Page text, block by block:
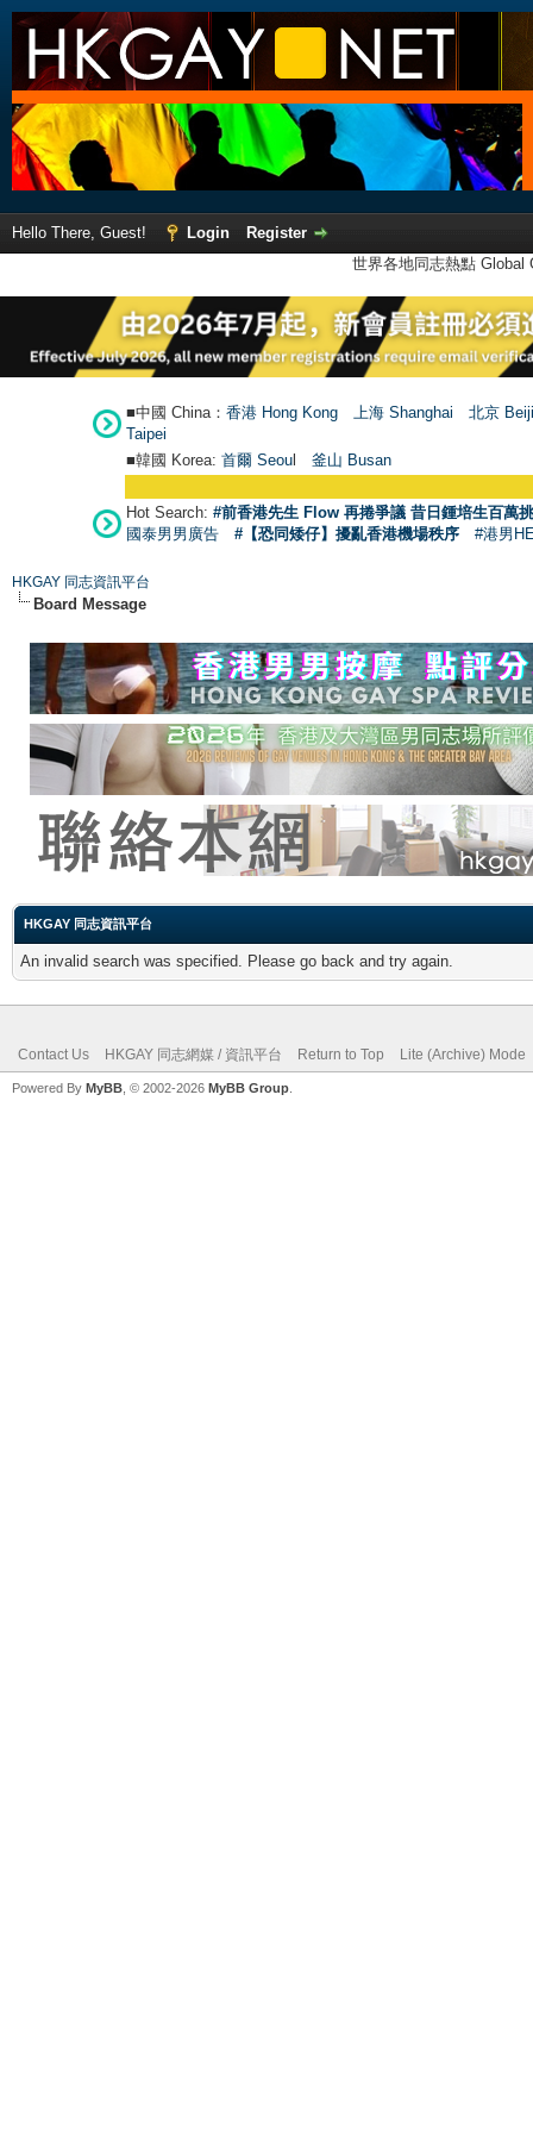
Hello There, Guest! Login
Register
世界各地同志熱點
■中國 China： 香港 Hong Kong 上海 Shanghai
北京
Taipei
■韓國 Korea: 首爾 Seoul 釜山 Busan
Hot Search: #前香港先生 Flow 再捲爭議 昔日鍾培生百萬
國泰男男廣告
#【恐同矮仔】擾亂香港機場秩序 #港男
HKGAY 同志資訊平台
Board Message
HKGAY 同志資訊平台
An invalid search was specified. Please go back and try again.
Contact Us HKGAY 同志網媒 / 資訊平台 Return to Top Lite (Archive) Mode
Powered By MyBB , © 2002-2026 MyBB Group